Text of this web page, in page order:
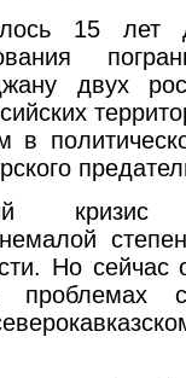
15 лет
двух
кризис
Но сейчас